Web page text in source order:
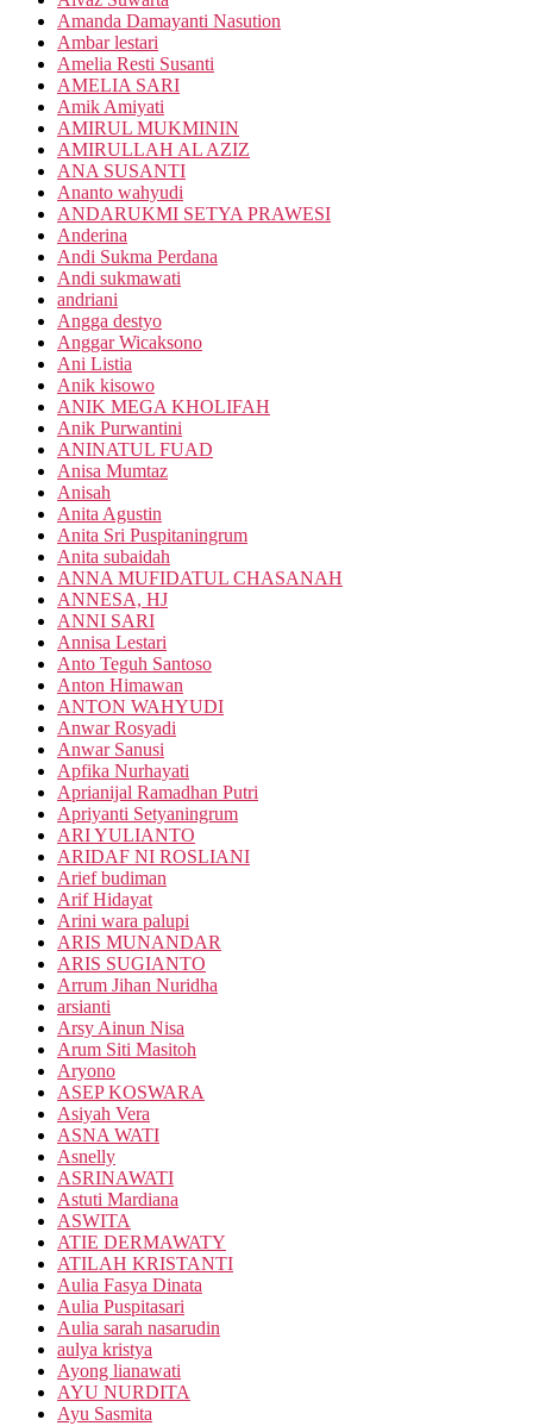
Amanda Damayanti Nasution
Ambar lestari
Amelia Resti Susanti
AMELIA SARI
Amik Amiyati
AMIRUL MUKMININ
AMIRULLAH AL AZIZ
ANA SUSANTI
Ananto wahyudi
ANDARUKMI SETYA PRAWESI
Anderina
Andi Sukma Perdana
Andi sukmawati
andriani
Angga destyo
Anggar Wicaksono
Ani Listia
Anik kisowo
ANIK MEGA KHOLIFAH
Anik Purwantini
ANINATUL FUAD
Anisa Mumtaz
Anisah
Anita Agustin
Anita Sri Puspitaningrum
Anita subaidah
ANNA MUFIDATUL CHASANAH
ANNESA, HJ
ANNI SARI
Annisa Lestari
Anto Teguh Santoso
Anton Himawan
ANTON WAHYUDI
Anwar Rosyadi
Anwar Sanusi
Apfika Nurhayati
Aprianijal Ramadhan Putri
Apriyanti Setyaningrum
ARI YULIANTO
ARIDAF NI ROSLIANI
Arief budiman
Arif Hidayat
Arini wara palupi
ARIS MUNANDAR
ARIS SUGIANTO
Arrum Jihan Nuridha
arsianti
Arsy Ainun Nisa
Arum Siti Masitoh
Aryono
ASEP KOSWARA
Asiyah Vera
ASNA WATI
Asnelly
ASRINAWATI
Astuti Mardiana
ASWITA
ATIE DERMAWATY
ATILAH KRISTANTI
Aulia Fasya Dinata
Aulia Puspitasari
Aulia sarah nasarudin
aulya kristya
Ayong lianawati
AYU NURDITA
Ayu Sasmita